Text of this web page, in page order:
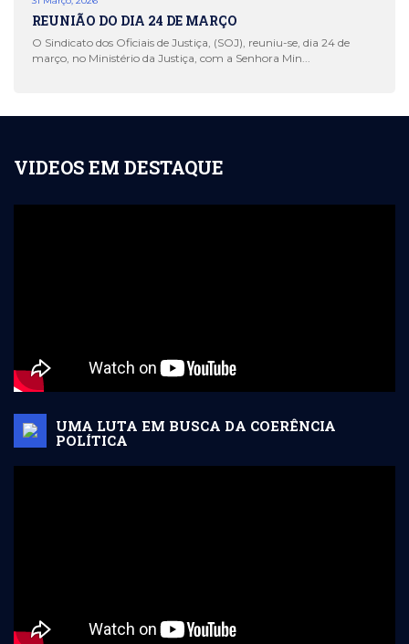
REUNIÃO DO DIA 24 DE MARÇO
O Sindicato dos Oficiais de Justiça, (SOJ), reuniu-se, dia 24 de
março, no Ministério da Justiça, com a Senhora Min...
VIDEOS EM DESTAQUE
UMA LUTA EM BUSCA DA COERÊNCIA
POLÍTICA